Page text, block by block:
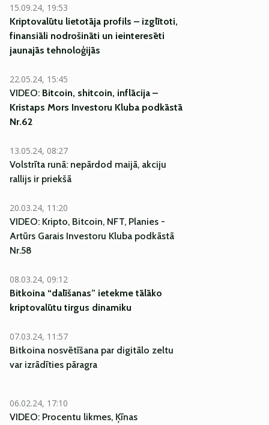
15.09.24, 19:53
Kriptovalūtu lietotāja profils – izglītoti,
finansiāli nodrošināti un ieinteresēti
jaunajās tehnoloģijās
22.05.24, 15:45
VIDEO: Bitcoin, shitcoin, inflācija –
Kristaps Mors Investoru Kluba podkāstā
Nr.62
13.05.24, 08:27
Volstrīta runā: nepārdod maijā, akciju
rallijs ir priekšā
20.03.24, 11:20
VIDEO: Kripto, Bitcoin, NFT, Planies -
Artūrs Garais Investoru Kluba podkāstā
Nr.58
08.03.24, 09:12
Bitkoina “dalīšanas” ietekme tālāko
kriptovalūtu tirgus dinamiku
07.03.24, 11:57
Bitkoina nosvētīšana par digitālo zeltu
var izrādīties pāragra
06.02.24, 17:10
VIDEO: Procentu likmes, Ķīnas